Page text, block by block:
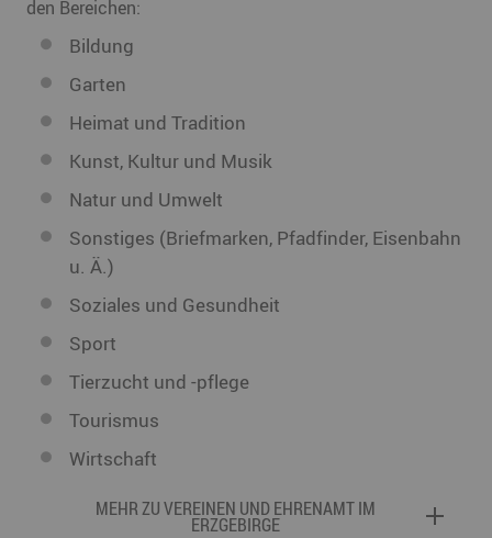
den Bereichen:
Bildung
Garten
Heimat und Tradition
Kunst, Kultur und Musik
Natur und Umwelt
Sonstiges (Briefmarken, Pfadfinder, Eisenbahn
u. Ä.)
Soziales und Gesundheit
Sport
Tierzucht und -pflege
Tourismus
Wirtschaft
MEHR ZU VEREINEN UND EHRENAMT IM
ERZGEBIRGE